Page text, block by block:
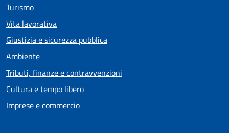
Turismo
Vita lavorativa
Giustizia e sicurezza pubblica
Ambiente
Tributi, finanze e contravvenzioni
Cultura e tempo libero
Imprese e commercio